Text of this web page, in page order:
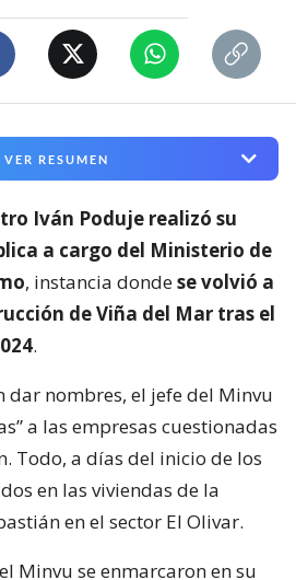
VER RESUMEN
Iván Poduje realizó su
a cargo del Ministerio de
, instancia dondese volvió a
de Viña del Mar tras el
.
dar nombres, el jefe del Minvu
a las empresas cuestionadas
Todo, a días del inicio de los
en las viviendas de la
en el sector El Olivar.
Minvu se enmarcaron en su